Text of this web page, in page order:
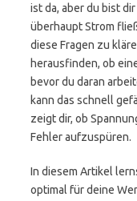
ist da, aber du bist
überhaupt Strom
diese Fragen zu
herausfinden, ob
bevor du daran
kann das schnell
zeigt dir, ob
Fehler aufzuspüren.
In diesem Artikel
optimal für deine